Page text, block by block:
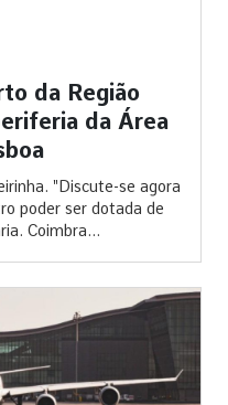
da Região
da Área
"Discute-se agora
poder ser dotada de
Coimbra...